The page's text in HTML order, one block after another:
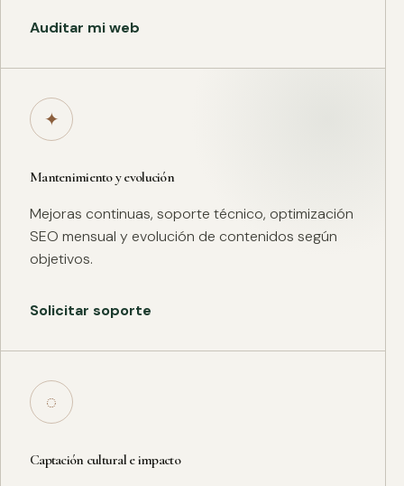
Auditar mi web
✦
Mantenimiento y evolución
Mejoras continuas, soporte técnico, optimización
SEO mensual y evolución de contenidos según
objetivos.
Solicitar soporte
◌
Captación cultural e impacto